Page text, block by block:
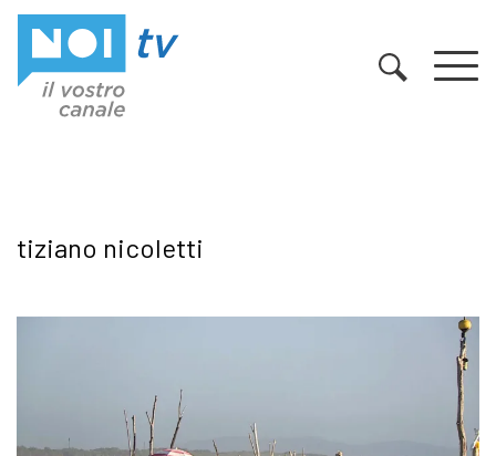
tiziano nicoletti